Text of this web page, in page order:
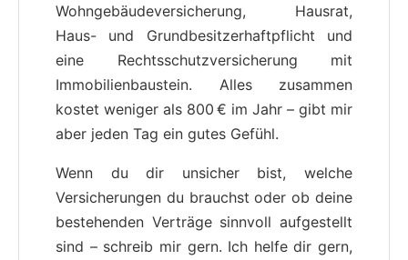
Wohngebäudeversicherung, Hausrat,
Haus- und Grundbesitzerhaftpflicht und
eine Rechtsschutzversicherung mit
Immobilienbaustein. Alles zusammen
kostet weniger als 800 € im Jahr – gibt mir
aber jeden Tag ein gutes Gefühl.
Wenn du dir unsicher bist, welche
Versicherungen du brauchst oder ob deine
bestehenden Verträge sinnvoll aufgestellt
sind – schreib mir gern. Ich helfe dir gern,